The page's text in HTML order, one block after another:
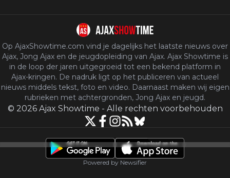
Op AjaxShowtime.com vind je dagelijks het laatste nieuws over
Ajax, Jong Ajax en de jeugdopleiding van Ajax. Ajax Showtime is
in de loop der jaren uitgegroeid tot een bekend platform in
Ajax-kringen. De nadruk ligt op het publiceren van actueel
nieuws middels tekst, foto en video. Daarnaast maken wij eigen
rubrieken met achtergronden, Jong Ajax en jeugd.
© 2026 Ajax Showtime - Alle rechten voorbehouden
Powered by Newsifier